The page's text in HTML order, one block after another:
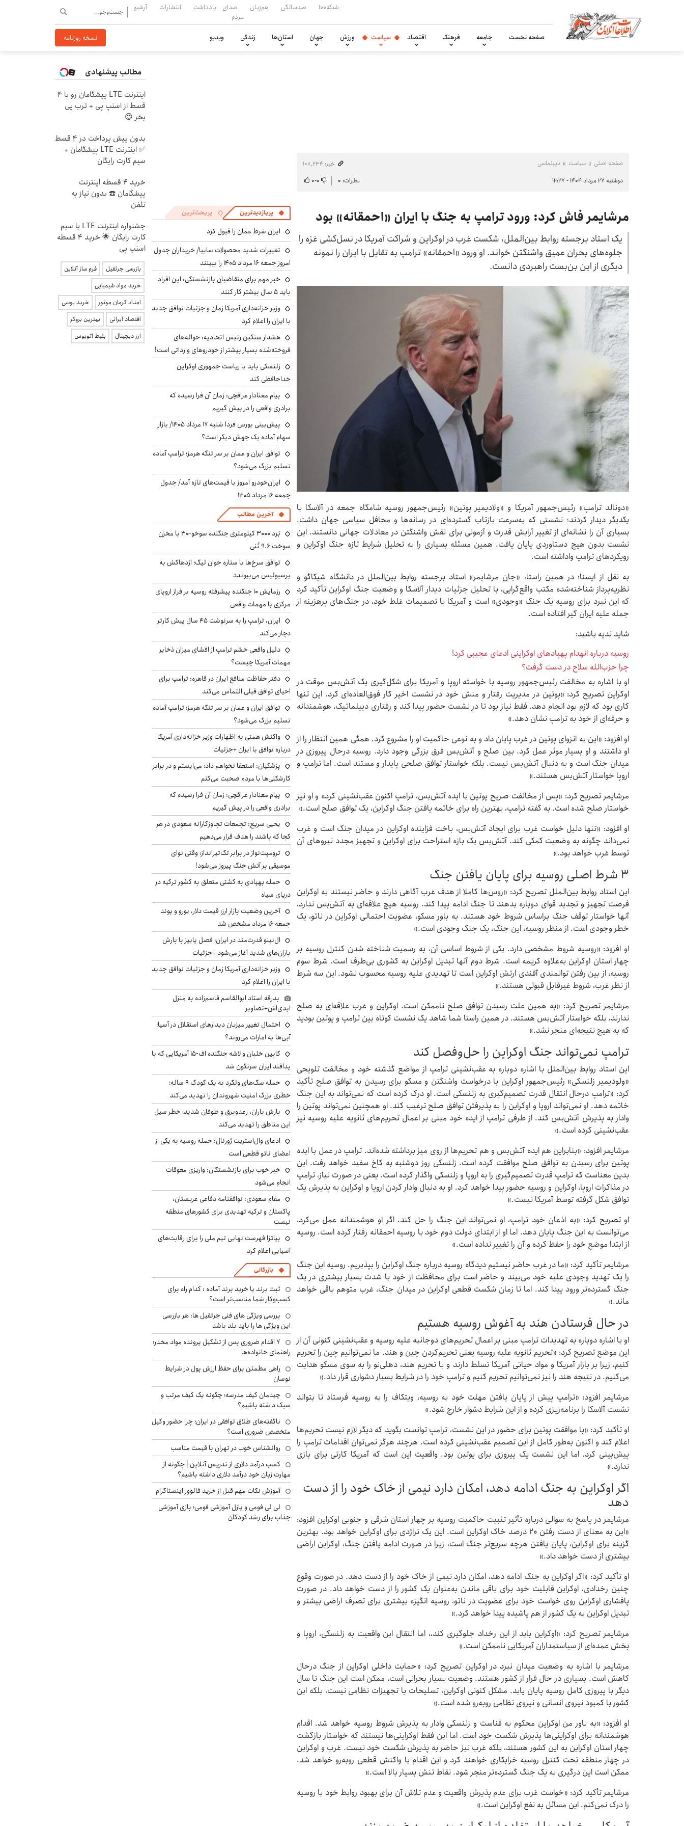
شبکه۱۰۰ صدسالگی هم‌زبان
صدای
مردم
یادداشت انتشارات آرشیو
صفحه نخست جامعه فرهنگ اقتصاد سیاست ورزش جهان استان‌ها زندگی ویدیو نسخه روزنامه
صفحه اصلی سیاست دیپلماسی
خبر: ۱۰۸٬۲۳۴
دوشنبه ۲۷ مرداد ۱۴۰۴ - ۱۲:۲۷
نظرات: ۰ ۰-۰
مرشایمر فاش کرد: ورود ترامپ به جنگ با ایران «احمقانه» بود
یک استاد برجسته روابط بین‌الملل، شکست غرب در اوکراین و شراکت آمریکا در نسل‌کشی غزه را
جلوه‌های بحران عمیق واشنگتن خواند. او ورود «احمقانه» ترامپ به تقابل با ایران را نمونه
دیگری از این بن‌بست راهبردی دانست.
«دونالد ترامپ» رئیس‌جمهور آمریکا و «ولادیمیر پوتین» رئیس‌جمهور روسیه شامگاه جمعه در آلاسکا با
یکدیگر دیدار کردند؛ نشستی که به‌سرعت بازتاب گسترده‌ای در رسانه‌ها و محافل سیاسی جهان داشت.
بسیاری آن را نشانه‌ای از تغییر آرایش قدرت و آزمونی برای نقش واشنگتن در معادلات جهانی دانستند. این
نشست بدون هیچ دستاوردی پایان یافت. همین مسئله بسیاری را به تحلیل شرایط تازه جنگ اوکراین و
رویکردهای ترامپ واداشته است.
به نقل از ایسنا؛ در همین راستا، «جان مرشایمر» استاد برجسته روابط بین‌الملل در دانشگاه شیکاگو و
نظریه‌پرداز شناخته‌شده مکتب واقع‌گرایی، با تحلیل جزئیات دیدار آلاسکا و وضعیت جنگ اوکراین تأکید کرد
که این نبرد برای روسیه یک جنگ «وجودی» است و آمریکا با تصمیمات غلط خود، در جنگ‌های پرهزینه از
جمله علیه ایران گیر افتاده است.
شاید ندیه باشید:
روسیه درباره انهدام پهپادهای اوکراینی ادعای عجیبی کرد!
چرا حزب‌الله سلاح در دست گرفت؟
او با اشاره به مخالفت رئیس‌جمهور روسیه با خواسته اروپا و آمریکا برای شکل‌گیری یک آتش‌بس موقت در
اوکراین تصریح کرد: «پوتین در مدیریت رفتار و منش خود در نشست اخیر کار فوق‌العاده‌ای کرد. این تنها
کاری بود که لازم بود انجام دهد. فقط نیاز بود تا در نشست حضور پیدا کند و رفتاری دیپلماتیک، هوشمندانه
و حرفه‌ای از خود به ترامپ نشان دهد.»
او افزود: «این به انزوای پوتین در غرب پایان داد و به نوعی حاکمیت او را مشروع کرد. همگی همین انتظار را از
او داشتند و او بسیار موثر عمل کرد. بین صلح و آتش‌بس فرق بزرگی وجود دارد. روسیه درحال پیروزی در
میدان جنگ است و به دنبال آتش‌بس نیست. بلکه خواستار توافق صلحی پایدار و مستند است. اما ترامپ و
اروپا خواستار آتش‌بس هستند.»
مرشایمر تصریح کرد: «پس از مخالفت صریح پوتین با ایده آتش‌بس، ترامپ اکنون عقب‌نشینی کرده و او نیز
خواستار صلح شده است. به گفته ترامپ، بهترین راه برای خاتمه یافتن جنگ اوکراین، یک توافق صلح است.»
او افزود: «تنها دلیل خواست غرب برای ایجاد آتش‌بس، باخت فزاینده اوکراین در میدان جنگ است و غرب
نمی‌داند چگونه به وضعیت کمکی کند. آتش‌بس یک بازه استراحت برای اوکراین و تجهیز مجدد نیروهای آن
توسط غرب خواهد بود.»
۳ شرط اصلی روسیه برای پایان یافتن جنگ
این استاد روابط بین‌الملل تصریح کرد: «روس‌ها کاملا از هدف غرب آگاهی دارند و حاضر نیستند به اوکراین
فرصت تجهیز و تجدید قوای دوباره بدهند تا جنگ ادامه پیدا کند. روسیه هیچ علاقه‌ای به آتش‌بس ندارد،
آنها خواستار توقف جنگ براساس شروط خود هستند. به باور مسکو، عضویت احتمالی اوکراین در ناتو، یک
خطر وجودی است. از منظر روسیه، این جنگ، یک جنگ وجودی است.»
او افزود: «روسیه شروط مشخصی دارد. یکی از شروط اساسی آن، به رسمیت شناخته شدن کنترل روسیه بر
چهار استان اوکراین به‌علاوه کریمه است. شرط دوم آنها تبدیل اوکراین به کشوری بی‌طرف است. شرط سوم
روسیه، از بین رفتن توانمندی آفندی ارتش اوکراین است تا تهدیدی علیه روسیه محسوب نشود. این سه شرط
از نظر غرب، شروط غیرقابل قبولی هستند.»
مرشایمر تصریح کرد: «به همین علت رسیدن توافق صلح ناممکن است. اوکراین و غرب علاقه‌ای به صلح
ندارند، بلکه خواستار آتش‌بس هستند. در همین راستا شما شاهد یک نشست کوتاه بین ترامپ و پوتین بودید
که به هیچ نتیجه‌ای منجر نشد.»
ترامپ نمی‌تواند جنگ اوکراین را حل‌وفصل کند
این استاد روابط بین‌الملل با اشاره دوباره به عقب‌نشینی ترامپ از مواضع گذشته خود و مخالفت تلویحی
«ولودیمیر زلنسکی» رئیس‌جمهور اوکراین با درخواست واشنگتن و مسکو برای رسیدن به توافق صلح تأکید
کرد: «ترامپ درحال انتقال قدرت تصمیم‌گیری به زلنسکی است. او درک کرده است که نمی‌تواند به این جنگ
خاتمه دهد. او نمی‌تواند اروپا و اوکراین را به پذیرفتن توافق صلح ترغیب کند. او همچنین نمی‌تواند پوتین را
وادار به پذیرش آتش‌بس کند. از طرفی ترامپ از ایده خود مبنی بر اعمال تحریم‌های ثانویه علیه روسیه نیز
عقب‌نشینی کرده است.»
مرشایمر افزود: «بنابراین هم ایده آتش‌بس و هم تحریم‌ها از روی میز برداشته شده‌اند. ترامپ در عمل با ایده
پوتین برای رسیدن به توافق صلح موافقت کرده است. زلنسکی روز دوشنبه به کاخ سفید خواهد رفت. این
بدین معناست که ترامپ قدرت تصمیم‌گیری را به اروپا و زلنسکی واگذار کرده است. یعنی در صورت نیاز، ترامپ
در مذاکرات اروپا، اوکراین و روسیه حضور پیدا خواهد کرد. او به دنبال وادار کردن اروپا و اوکراین به پذیرش یک
توافق شکل گرفته توسط آمریکا نیست.»
او تصریح کرد: «به اذعان خود ترامپ، او نمی‌تواند این جنگ را حل کند. اگر او هوشمندانه عمل می‌کرد،
می‌توانست به این جنگ پایان دهد. اما او از ابتدای دولت دوم خود با روسیه احمقانه رفتار کرده است. روسیه
از ابتدا موضع خود را حفظ کرده و آن را تغییر نداده است.»
مرشایمر تأکید کرد: «ما در غرب حاضر نیستیم دیدگاه روسیه درباره جنگ اوکراین را بپذیریم. روسیه این جنگ
را یک تهدید وجودی علیه خود می‌بیند و حاضر است برای محافظت از خود با شدت بسیار بیشتری در یک
جنگ گسترده‌تر ورود پیدا کند. اما تا زمان شکست قطعی اوکراین در میدان جنگ، غرب متوهم باقی خواهد
ماند.»
در حال فرستادن هند به آغوش روسیه هستیم
او با اشاره دوباره به تهدیدات ترامپ مبنی بر اعمال تحریم‌های دوجانبه علیه روسیه و عقب‌نشینی کنونی آن از
این موضع تصریح کرد: «تحریم ثانویه علیه روسیه یعنی تحریم‌کردن چین و هند. ما نمی‌توانیم چین را تحریم
کنیم، زیرا بر بازار آمریکا و مواد حیاتی آمریکا تسلط دارند و با تحریم هند، دهلی‌نو را به سوی مسکو هدایت
می‌کنیم. در نتیجه هند را نیز نمی‌توانیم تحریم کنیم و ترامپ خود را در شرایط بسیار دشواری قرار داد.»
مرشایمر افزود: «ترامپ پیش از پایان یافتن مهلت خود به روسیه، ویتکاف را به روسیه فرستاد تا بتواند
نشست آلاسکا را برنامه‌ریزی کرده و از این شرایط دشوار خارج شود.»
او تأکید کرد: «با موافقت پوتین برای حضور در این نشست، ترامپ توانست بگوید که دیگر لازم نیست تحریم‌ها
اعلام کند و اکنون به‌طور کامل از این تصمیم عقب‌نشینی کرده است. هرچند هرگز نمی‌توان اقدامات ترامپ را
پیش‌بینی کرد. اما این نشست یک پیروزی برای پوتین بود. واقعیت این است که آمریکا کارتی برای بازی
ندارد.»
اگر اوکراین به جنگ ادامه دهد، امکان دارد نیمی از خاک خود را از دست
دهد
مرشایمر در پاسخ به سوالی درباره تأثیر تثبیت حاکمیت روسیه بر چهار استان شرقی و جنوبی اوکراین افزود:
«این به معنای از دست رفتن ۲۰ درصد خاک اوکراین است. این یک تراژدی برای اوکراین خواهد بود. بهترین
گزینه برای اوکراین، پایان یافتن هرچه سریع‌تر جنگ است، زیرا در صورت ادامه یافتن جنگ، اوکراین اراضی
بیشتری از دست خواهد داد.»
او تأکید کرد: «اگر اوکراین به جنگ ادامه دهد، امکان دارد نیمی از خاک خود را از دست دهد. در صورت وقوع
چنین رخدادی، اوکراین قابلیت خود برای باقی ماندن به‌عنوان یک کشور را از دست خواهد داد. در صورت
پافشاری اوکراین روی خواست خود برای عضویت در ناتو، روسیه انگیزه بیشتری برای تصرف اراضی بیشتر و
تبدیل اوکراین به یک کشور از هم پاشیده پیدا خواهد کرد.»
مرشایمر تصریح کرد: «اوکراین باید از این رخداد جلوگیری کند،، اما انتقال این واقعیت به زلنسکی، اروپا و
بخش عمده‌ای از سیاستمداران آمریکایی ناممکن است.»
مرشایمر با اشاره به وضعیت میدان نبرد در اوکراین تصریح کرد: «حمایت داخلی اوکراین از جنگ درحال
کاهش است. بسیاری در حال فرار از کشور هستند. وضعیت بسیار بحرانی است، ممکن است این جنگ تا سال
دیگر با پیروزی کامل روسیه پایان یابد. مشکل کنونی اوکراین، تسلیحات یا تجهیزات نظامی نیست، بلکه این
کشور با کمبود نیروی انسانی و نیروی نظامی روبه‌رو شده است.»
او افزود: «به باور من اوکراین محکوم به فناست و زلنسکی وادار به پذیرش شروط روسیه خواهد شد. اقدام
هوشمندانه برای اوکراینی‌ها پذیرش شکست خود است. اما این فقط اوکراینی‌ها نیستند که خواستار بازگشت
چهار استان اوکراین به این کشور هستند، بلکه غرب نیز حاضر به پذیرش شکست خود نیست. غرب و اوکراین
در چهار منطقه تحت کنترل روسیه خرابکاری خواهند کرد و این اقدام با واکنش قطعی روبه‌رو خواهد شد.
ممکن است این درگیری به یک جنگ گسترده‌تر منجر شود. نقاط تنش بسیار بالا است.»
مرشایمر تأکید کرد: «خواست غرب برای عدم پذیرش واقعیت و عدم تلاش آن برای بهبود روابط خود با روسیه
را درک نمی‌کنم. این مسائل به نفع اوکراین است.»
پربازدیدترین پربحث‌ترین
ایران شرط عمان را قبول کرد
تغییرات شدید محصولات سایپا/ خریداران جدول
امروز جمعه ۱۶ مرداد ۱۴۰۵ را ببینند
خبر مهم برای متقاضیان بازنشستگی: این افراد
باید ۵ سال بیشتر کار کنند
وزیر خزانه‌داری آمریکا زمان و جزئیات توافق جدید
با ایران را اعلام کرد
هشدار سنگین رئیس اتحادیه: حواله‌های
فروخته‌شده بسیار بیشتر از خودروهای وارداتی است!
زلنسکی باید با ریاست جمهوری اوکراین
خداحافظی کند
پیام معنادار عراقچی: زمان آن فرا رسیده که
برادری واقعی را در پیش گیریم
پیش‌بینی بورس فردا شنبه ۱۷ مرداد ۱۴۰۵/ بازار
سهام آماده یک جهش دیگر است؟
توافق ایران و عمان بر سر تنگه هرمز؛ ترامپ آماده
تسلیم بزرگ می‌شود؟
ایران‌خودرو امروز با قیمت‌های تازه آمد/ جدول
جمعه ۱۶ مرداد ۱۴۰۵
آخرین مطالب
بُرد ۳۰۰۰ کیلومتری جنگنده سوخو-۳۰ با مخزن
سوخت ۹.۶ تُنی
توافق سرخ‌ها با ستاره جوان لیگ؛ اژدهاکش به
پرسپولیس می‌پیوندد
رزمایش ۱۰ جنگنده پیشرفته روسیه بر فراز اروپای
مرکزی با مهمات واقعی
ایران، ترامپ را به سرنوشت ۴۵ سال پیش کارتر
دچار می‌کند
دلیل واقعی خشم ترامپ از افشای میزان ذخایر
مهمات آمریکا چیست؟
دفتر حفاظت منافع ایران در قاهره: ترامپ برای
احیای توافق قبلی التماس می‌کند
توافق ایران و عمان بر سر تنگه هرمز؛ ترامپ آماده
تسلیم بزرگ می‌شود؟
واکنش همتی به اظهارات وزیر خزانه‌داری آمریکا
درباره توافق با ایران +جزئیات
پزشکیان: استعفا نخواهم داد؛ می‌ایستم و در برابر
کارشکنی‌ها با مردم صحبت می‌کنم
پیام معنادار عراقچی: زمان آن فرا رسیده که
برادری واقعی را در پیش گیریم
یحیی سریع: تجمعات تجاوزکارانه سعودی در هر
کجا که باشند را هدف قرار می‌دهیم
ترومپت‌نواز در برابر تک‌تیرانداز؛ وقتی نوای
موسیقی بر آتش جنگ پیروز می‌شود!
حمله پهپادی به کشتی متعلق به کشور ترکیه در
دریای سیاه
آخرین وضعیت بازار ارز؛ قیمت دلار، یورو و پوند
جمعه ۱۶ مرداد مشخص شد
ال‌نینو قدرت‌مند در ایران؛ فصل پاییز با بارش
باران‌های شدید آغاز می‌شود +جزئیات
وزیر خزانه‌داری آمریکا زمان و جزئیات توافق جدید
با ایران را اعلام کرد
بدرقه استاد ابوالقاسم قاسم‌زاده به منزل
ابدی‌اش+تصاویر
احتمال تغییر میزبان دیدارهای استقلال در آسیا؛
آبی‌ها به امارات می‌روند؟
کابین خلبان و لاشه جنگنده اف-۱۵ آمریکایی که با
پدافند ایران سرنگون شد
حمله سگ‌های ولگرد به یک کودک ۹ ساله؛
خطری بزرگ امنیت شهروندان را تهدید می‌کند
بارش باران، رعدوبرق و طوفان شدید؛ خطر سیل
این مناطق را تهدید می‌کند
ادعای وال‌استریت ژورنال: حمله روسیه به یکی از
اعضای ناتو قطعی است
خبر خوب برای بازنشستگان: واریزی معوقات
انجام می‌شود
مقام سعودی: توافقنامه دفاعی عربستان،
پاکستان و ترکیه تهدیدی برای کشورهای منطقه
نیست
پیاتزا فهرست نهایی تیم ملی را برای رقابت‌های
آسیایی اعلام کرد
بازرگانی
ثبت برند یا خرید برند آماده : کدام راه برای
کسب‌وکار شما مناسب‌تر است؟
بررسی ویژگی های فنی جرثقیل ها: هر بازرسی
این ویژگی ها را باید بلد باشد
۷ اقدام ضروری پس از تشکیل پرونده مواد مخدر؛
راهنمای خانواده‌ها
راهی مطمئن برای حفظ ارزش پول در شرایط
نوسان
چیدمان کیف مدرسه؛ چگونه یک کیف مرتب و
سبک داشته باشیم؟
ناگفته‌های طلاق توافقی در ایران؛ چرا حضور وکیل
متخصص ضروری است؟
روانشناس خوب در تهران با قیمت مناسب
کسب درآمد دلاری از تدریس آنلاین | چگونه از
مهارت زبان خود درآمد دلاری داشته باشیم؟
آموزش نکات مهم قبل از خرید فالوور اینستاگرام
لی لی فومی و پازل آموزشی فومی؛ بازی آموزشی
جذاب برای رشد کودکان
مطالب پیشنهادی
اینترنت LTE پیشگامان رو با 4
قسط از اسنپ پی + ترب پی
بخر 😍
بدون پیش پرداخت در 4 قسط
✅ اینترنت LTE پیشگامان +
سیم کارت رایگان
خرید 4 قسطه اینترنت
پیشگامان ☎️ بدون نیاز به
تلفن
جشنواره اینترنت LTE با سیم
کارت رایگان 🌟 خرید 4 قسطه
اسنپ پی
بازرسی جرثقیل
فرم ساز آنلاین
خرید مواد شیمیایی
امداد کرمان موتور
خرید یوسی
اقتصاد ایرانی
بهترین بروکر
ارز دیجیتال
بلیط اتوبوس